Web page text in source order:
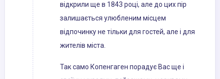
відкрили ще в 1843 році, але до цих пір
залишається улюбленим місцем
відпочинку не тільки для гостей, але і для
жителів міста.
Так само Копенгаген порадує Вас ще і